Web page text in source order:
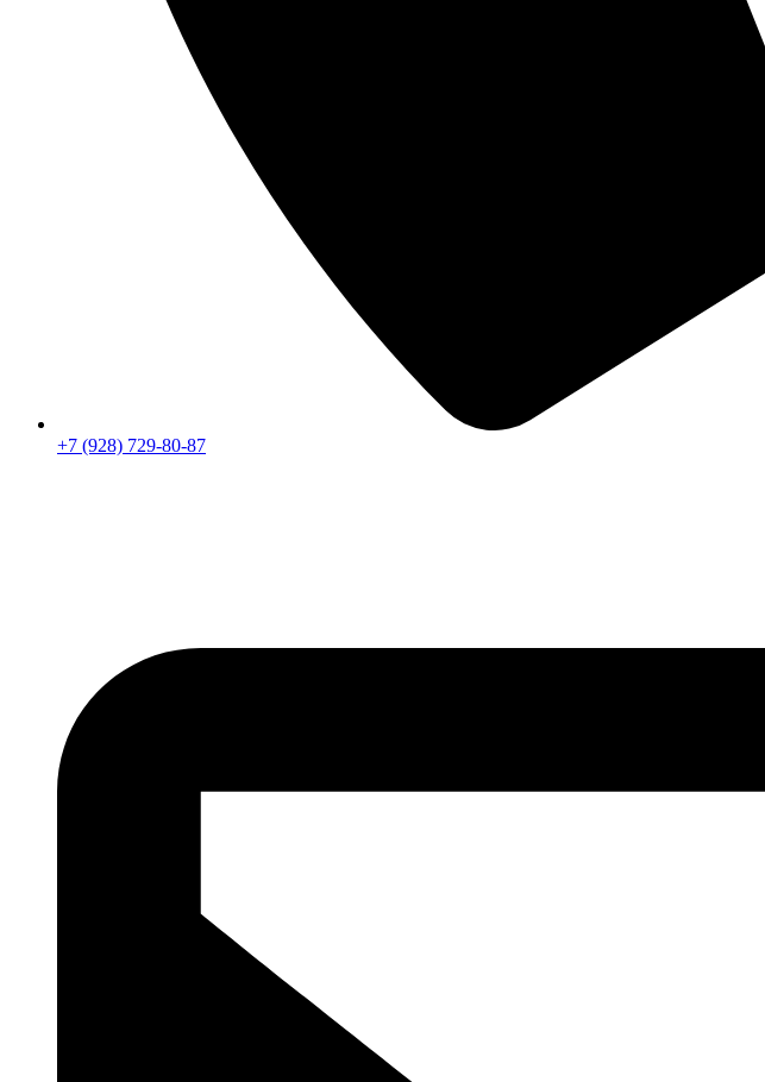
+7 (928) 729-80-87